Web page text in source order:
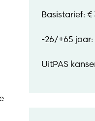
Basistarief: €
-26/+65 jaar:
UitPAS